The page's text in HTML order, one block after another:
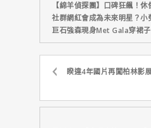
【綿羊偵探團】口碑狂飆！
社群網紅會成為未來明星？小
巨石強森現身Met Gala穿裙
睽違4年國片再闖柏林影